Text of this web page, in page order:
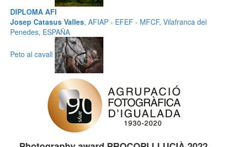
DIPLOMA AFI
Josep Catasus Valles, AFIAP - EFEF - MFCF, Vilafranca del
Penedes, ESPAÑA
Peto al cavall